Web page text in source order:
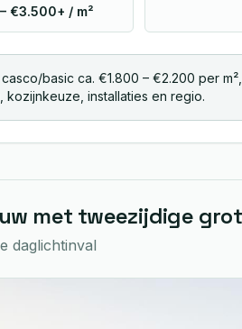
€3.500+ / m²
casco/basic ca. €1.800 – €2.200 per
kozijnkeuze, installaties en regio.
met tweezijdige
daglichtinval